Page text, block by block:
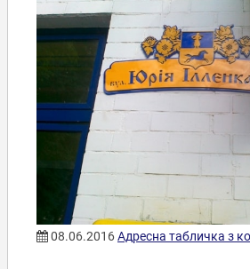
08.06.2016Адресна табличка з